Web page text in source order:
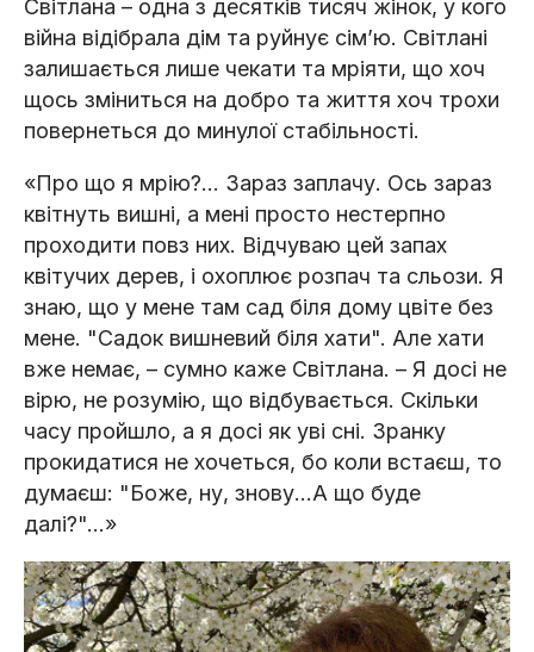
Світлана – одна з десятків тисяч жінок, у кого
війна відібрала дім та руйнує сімʼю. Світлані
залишається лише чекати та мріяти, що хоч
щось зміниться на добро та життя хоч трохи
повернеться до минулої стабільності.
«Про що я мрію?… Зараз заплачу. Ось зараз
квітнуть вишні, а мені просто нестерпно
проходити повз них. Відчуваю цей запах
квітучих дерев, і охоплює розпач та сльози. Я
знаю, що у мене там сад біля дому цвіте без
мене. "Садок вишневий біля хати". Але хати
вже немає, – сумно каже Світлана. – Я досі не
вірю, не розумію, що відбувається. Скільки
часу пройшло, а я досі як уві сні. Зранку
прокидатися не хочеться, бо коли встаєш, то
думаєш: "Боже, ну, знову...А що буде
далі?"…»